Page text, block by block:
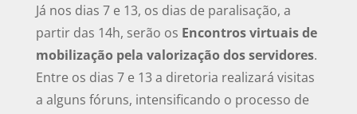
Já nos dias 7 e 13, os dias de paralisação, a
partir das 14h, serão os Encontros virtuais de
mobilização pela valorização dos servidores.
Entre os dias 7 e 13 a diretoria realizará visitas
a alguns fóruns, intensificando o processo de